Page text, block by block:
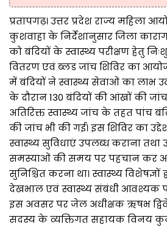
प्रतापगढ़। उत्तर प्रदेश राज्य महिला
कुशवाहा के निर्देशानुसार जिला
को बंदियों के स्वास्थ्य परीक्षण हेतु
वितरण एवं ब्लड जांच शिविर का
में बंदियों ने स्वास्थ्य सेवाओं का लाभ
के दौरान 130 बंदियों की आंखों की
अतिरिक्त स्वास्थ्य जांच के तहत पांच
की जांच भी की गई। इस शिविर का
स्वास्थ्य सुविधाएं उपलब्ध कराना तथा
समस्याओं की समय पर पहचान कर
सुनिश्चित करना था। स्वास्थ्य विशेषज्ञों
देखभाल एवं स्वास्थ्य संबंधी आवश्यक
इस अवसर पर जेल अधीक्षक ऋषभ
सदस्य के व्यक्तिगत सहायक विनय